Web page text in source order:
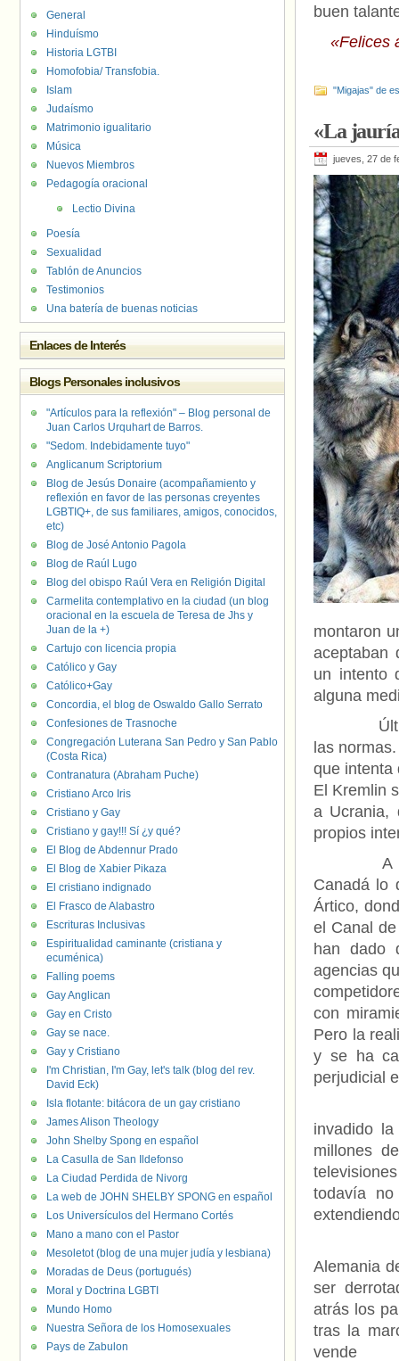
buen
«Felices
"Migajas" de
«La
jueves, 27 de
montaron
aceptaban
un intento
alguna
las
que intenta
El Kremlin
a Ucrania,
propios
A los
Canadá lo
Ártico,
el Canal
han dado
agencias
con
Pero la
y se ha
perjudicial
invadido
millones
todavía
Alemania
ser
atrás los
tras la
vende
General
Hinduísmo
Historia LGTBI
Homofobia/ Transfobia.
Islam
Judaísmo
Matrimonio igualitario
Música
Nuevos Miembros
Pedagogía oracional
Lectio Divina
Poesía
Sexualidad
Tablón de Anuncios
Testimonios
Una batería de buenas noticias
Enlaces de Interés
Blogs Personales inclusivos
"Artículos para la reflexión" – Blog personal de
Juan Carlos Urquhart de Barros.
"Sedom. Indebidamente tuyo"
Anglicanum Scriptorium
Blog de Jesús Donaire (acompañamiento y
reflexión en favor de las personas creyentes
LGBTIQ+, de sus familiares, amigos, conocidos,
etc)
Blog de José Antonio Pagola
Blog de Raúl Lugo
Blog del obispo Raúl Vera en Religión Digital
Carmelita contemplativo en la ciudad (un blog
oracional en la escuela de Teresa de Jhs y
Juan de la +)
Cartujo con licencia propia
Católico y Gay
Católico+Gay
Concordia, el blog de Oswaldo Gallo Serrato
Confesiones de Trasnoche
Congregación Luterana San Pedro y San Pablo
(Costa Rica)
Contranatura (Abraham Puche)
Cristiano Arco Iris
Cristiano y Gay
Cristiano y gay!!! Sí ¿y qué?
El Blog de Abdennur Prado
El Blog de Xabier Pikaza
El cristiano indignado
El Frasco de Alabastro
Escrituras Inclusivas
Espiritualidad caminante (cristiana y
ecuménica)
Falling poems
Gay Anglican
Gay en Cristo
Gay se nace.
Gay y Cristiano
I'm Christian, I'm Gay, let's talk (blog del rev.
David Eck)
Isla flotante: bitácora de un gay cristiano
James Alison Theology
John Shelby Spong en español
La Casulla de San Ildefonso
La Ciudad Perdida de Nivorg
La web de JOHN SHELBY SPONG en español
Los Universículos del Hermano Cortés
Mano a mano con el Pastor
Mesoletot (blog de una mujer judía y lesbiana)
Moradas de Deus (portugués)
Moral y Doctrina LGBTI
Mundo Homo
Nuestra Señora de los Homosexuales
Pays de Zabulon